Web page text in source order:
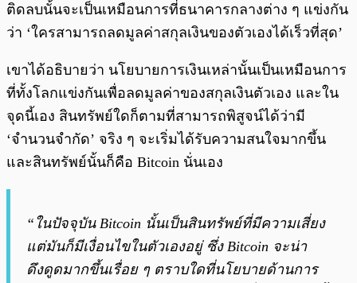
ติดลบนั้นจะเป็นเหมือนการที่ธนาคารกลางต่าง ๆ แข่งกัน
ว่า ‘ใครสามารถลดมูลค่าสกุลเงินของตัวเองได้เร็วที่สุด’
เขาได้อธิบายว่า นโยบายการเงินเหล่านั้นเป็นเหมือนการ
ที่ทั้งโลกแข่งกันเพื่อลดมูลค่าของสกุลเงินตัวเอง และใน
จุดนี้เอง สินทรัพย์ใดก็ตามที่สามารถพิสูจน์ได้ว่ามี
‘จำนวนจำกัด’ จริง ๆ จะเริ่มได้รับความสนใจมากขึ้น
และสินทรัพย์นั้นก็คือ Bitcoin นั่นเอง
“ในปัจจุบัน Bitcoin นั้นเป็นสินทรัพย์ที่มีความเสี่ยง
แต่มันก็มีเงื่อนไขในตัวเองอยู่ ซึ่ง Bitcoin จะน่า
ดึงดูดมากขึ้นเรื่อย ๆ ตราบใดที่นโยบายด้านการ